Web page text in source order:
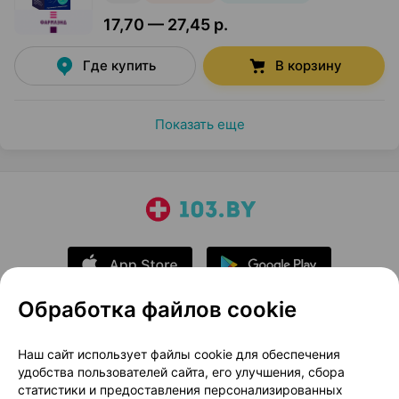
17,70 — 27,45 р.
Где купить В корзину
Показать еще
О проекте
Новости проекта
Размещение рекламы
Медицинский маркетинг
Обработка файлов cookie
Наш сайт использует файлы cookie для обеспечения
удобства пользователей сайта, его улучшения, сбора
статистики и предоставления персонализированных